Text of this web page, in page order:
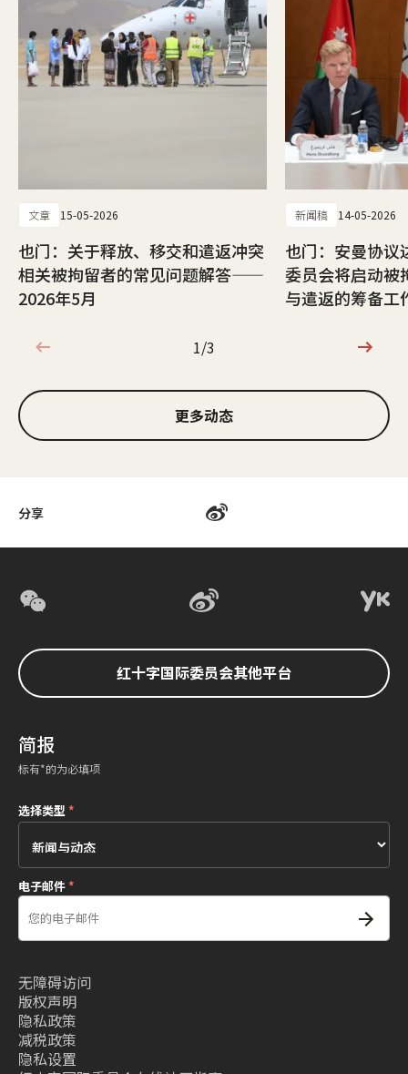
分享
文章 15-05-2026
也门：关于释放、移交和遣返冲突
相关被拘留者的常见问题解答——
2026年5月
新闻稿 14-05-2026
也门：安曼协议
委员会将启动被
与遣返的筹备工
1/3
1/3
更多动态
红十字国际委员会其他平台
简报
标有*的为必填项
选择类型*
电子邮件*
无障碍访问
版权声明
隐私政策
减税政策
隐私设置